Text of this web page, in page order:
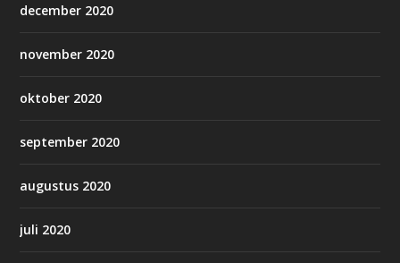
december 2020
november 2020
oktober 2020
september 2020
augustus 2020
juli 2020